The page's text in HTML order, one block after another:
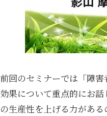
前回のセミナーでは「障
効果について重点的にお
の生産性を上げる力がある